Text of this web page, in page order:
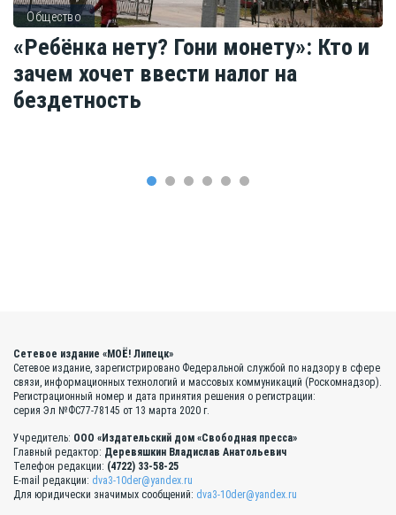
Общество
«Ребёнка нету? Гони монету»: Кто и
зачем хочет ввести налог на
бездетность
Сетевое издание «МОЁ! Липецк»
Сетевое издание, зарегистрировано Федеральной службой по надзору в сфере
связи, информационных технологий и массовых коммуникаций (Роскомнадзор).
Регистрационный номер и дата принятия решения о регистрации:
серия Эл №ФС77-78145 от 13 марта 2020 г.
Учредитель: ООО «Издательский дом «Свободная пресса»
Главный редактор: Деревяшкин Владислав Анатольевич
Телефон редакции: (4722) 33-58-25
E-mail редакции: dva3-10der@yandex.ru
Для юридически значимых сообщений: dva3-10der@yandex.ru